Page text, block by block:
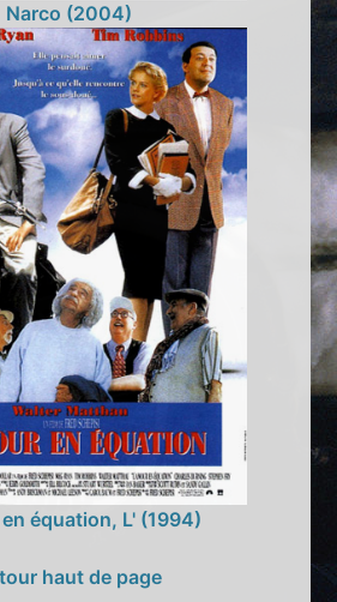
Narco (2004)
équation, L' (1994)
haut de page